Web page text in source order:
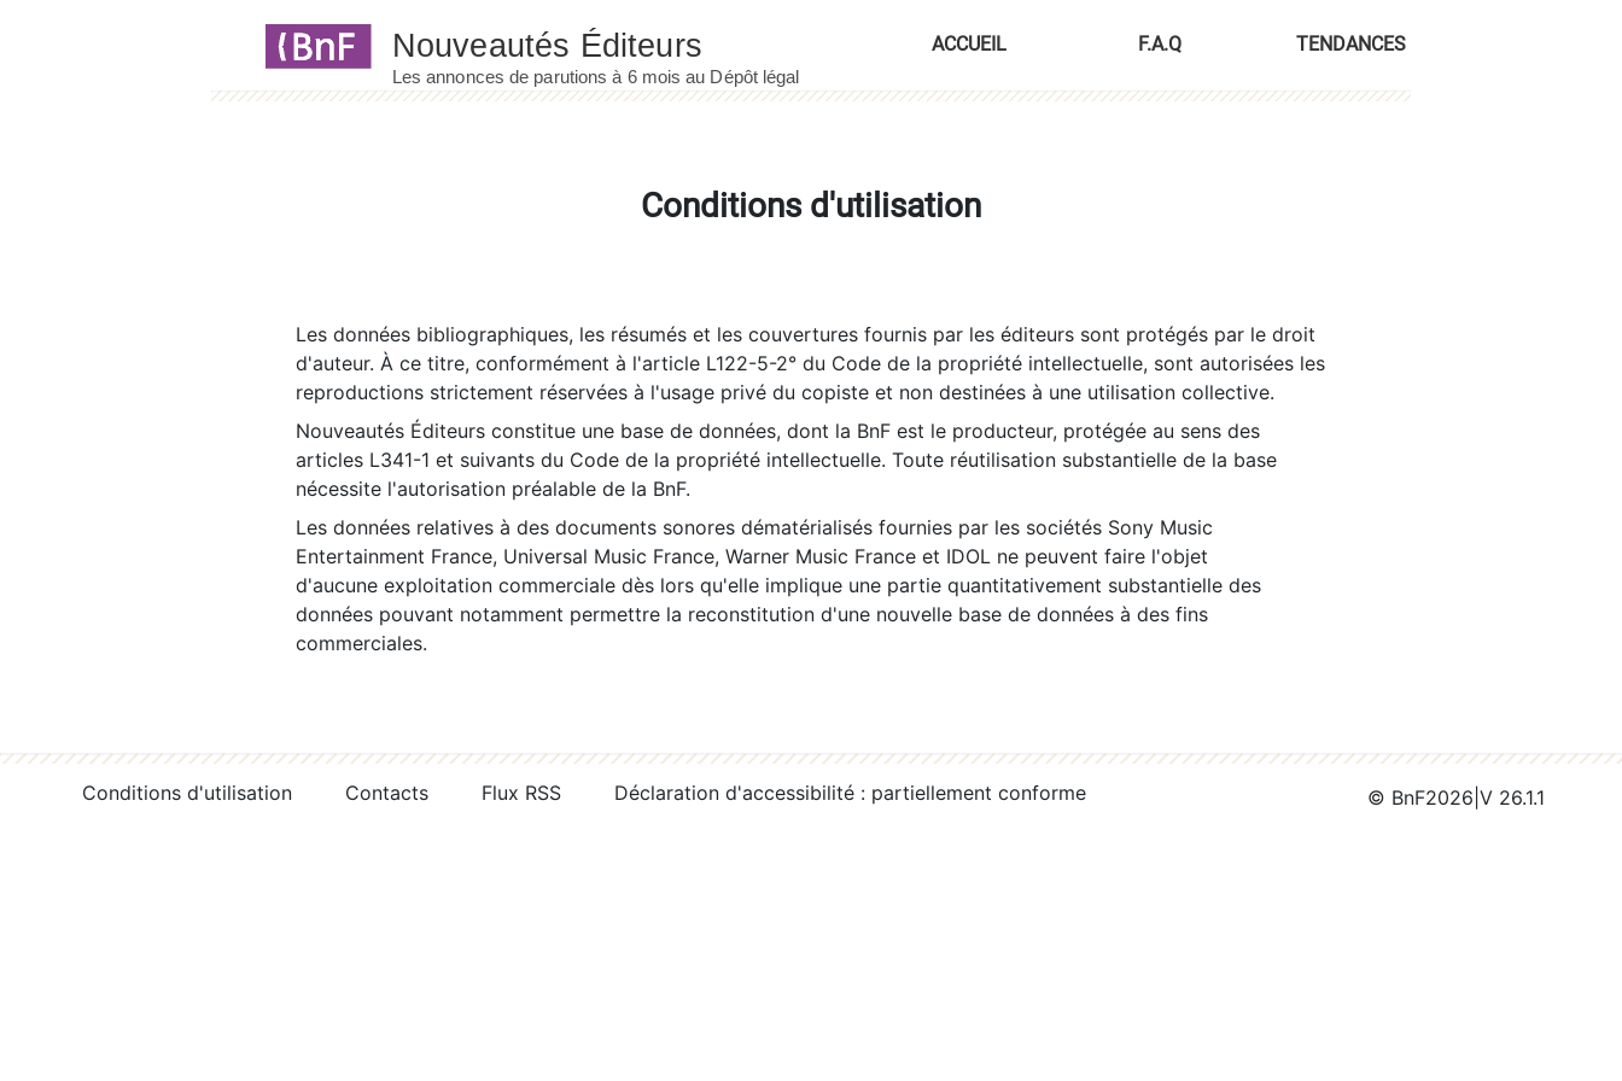
ACCUEIL F.A.Q TENDANCES
Conditions d'utilisation
Les données bibliographiques, les résumés et les couvertures fournis par les éditeurs sont protégés par le droit
d'auteur. À ce titre, conformément à l'article L122-5-2° du Code de la propriété intellectuelle, sont autorisées les
reproductions strictement réservées à l'usage privé du copiste et non destinées à une utilisation collective.
Nouveautés Éditeurs constitue une base de données, dont la BnF est le producteur, protégée au sens des
articles L341-1 et suivants du Code de la propriété intellectuelle. Toute réutilisation substantielle de la base
nécessite l'autorisation préalable de la BnF.
Les données relatives à des documents sonores dématérialisés fournies par les sociétés Sony Music
Entertainment France, Universal Music France, Warner Music France et IDOL ne peuvent faire l'objet
d'aucune exploitation commerciale dès lors qu'elle implique une partie quantitativement substantielle des
données pouvant notamment permettre la reconstitution d'une nouvelle base de données à des fins
commerciales.
Conditions d'utilisation Contacts Flux RSS Déclaration d'accessibilité : partiellement conforme © BnF2026 V 26.1.1